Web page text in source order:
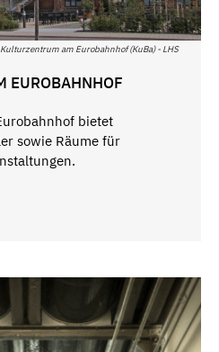
Kulturzentrum am Eurobahnhof (KuBa) - LHS
EUROBAHNHOF
bietet
sowie Räume für